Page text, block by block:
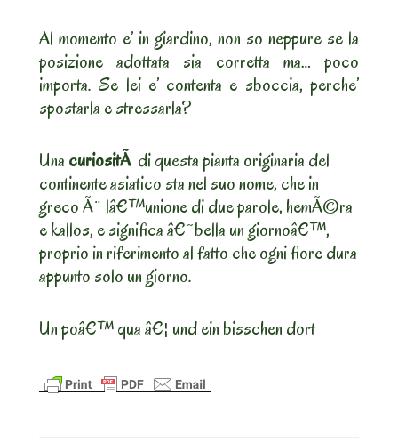
Al momento e’ in giardino, non so neppure se la
posizione adottata sia corretta ma… poco
importa. Se lei e’ contenta e sboccia, perche’
spostarla e stressarla?
Una curiositÃ di questa pianta originaria del
continente asiatico sta nel suo nome, che in
greco Ã¨ lâ€™unione di due parole, hemÃ©ra
e kallos, e significa â€˜bella un giornoâ€™,
proprio in riferimento al fatto che ogni fiore dura
appunto solo un giorno.
Un poâ€™ qua â€¦ und ein bisschen dort